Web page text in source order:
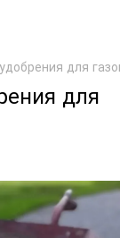
для
для